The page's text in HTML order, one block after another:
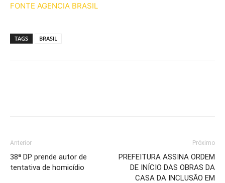
FONTE AGENCIA BRASIL
TAGS BRASIL
Anterior
38ª DP prende autor de
tentativa de homicídio
Próximo
PREFEITURA ASSINA ORDEM
DE INÍCIO DAS OBRAS DA
CASA DA INCLUSÃO EM